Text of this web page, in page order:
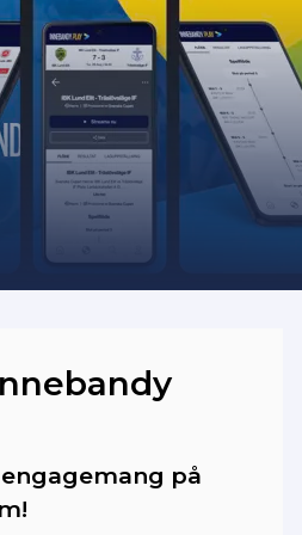
från matcherna
till säsongen 2025/26
möjlighet att
plattform.
på